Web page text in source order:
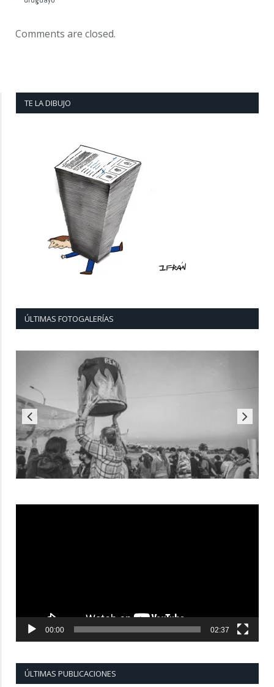
Comments are closed.
TE LA DIBUJO
ÚLTIMAS FOTOGALERÍAS
00:00 02:37
ÚLTIMAS PUBLICACIONES